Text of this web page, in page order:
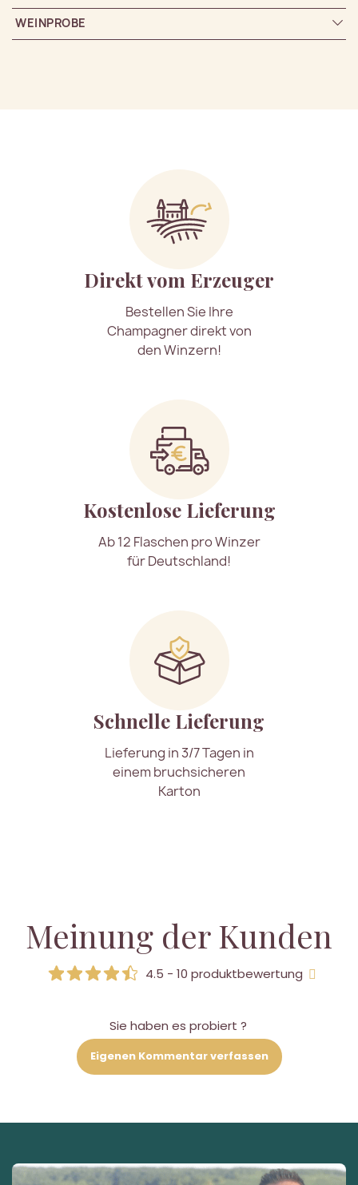
WEINPROBE
Direkt vom Erzeuger
Bestellen Sie Ihre
Champagner direkt von
den Winzern!
Kostenlose Lieferung
Ab 12 Flaschen pro Winzer
für Deutschland!
Schnelle Lieferung
Lieferung in 3/7 Tagen in
einem bruchsicheren
Karton
Meinung der Kunden
4.5 - 10 produktbewertung
Sie haben es probiert ?
Eigenen Kommentar verfassen